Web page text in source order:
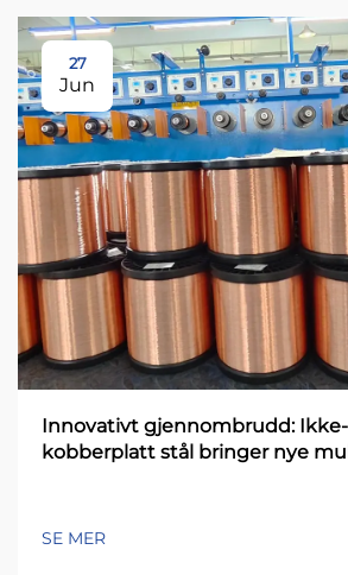
27
Jun
Innovativt gjennombrudd:
kobberplatt stål bringer nye
SE MER